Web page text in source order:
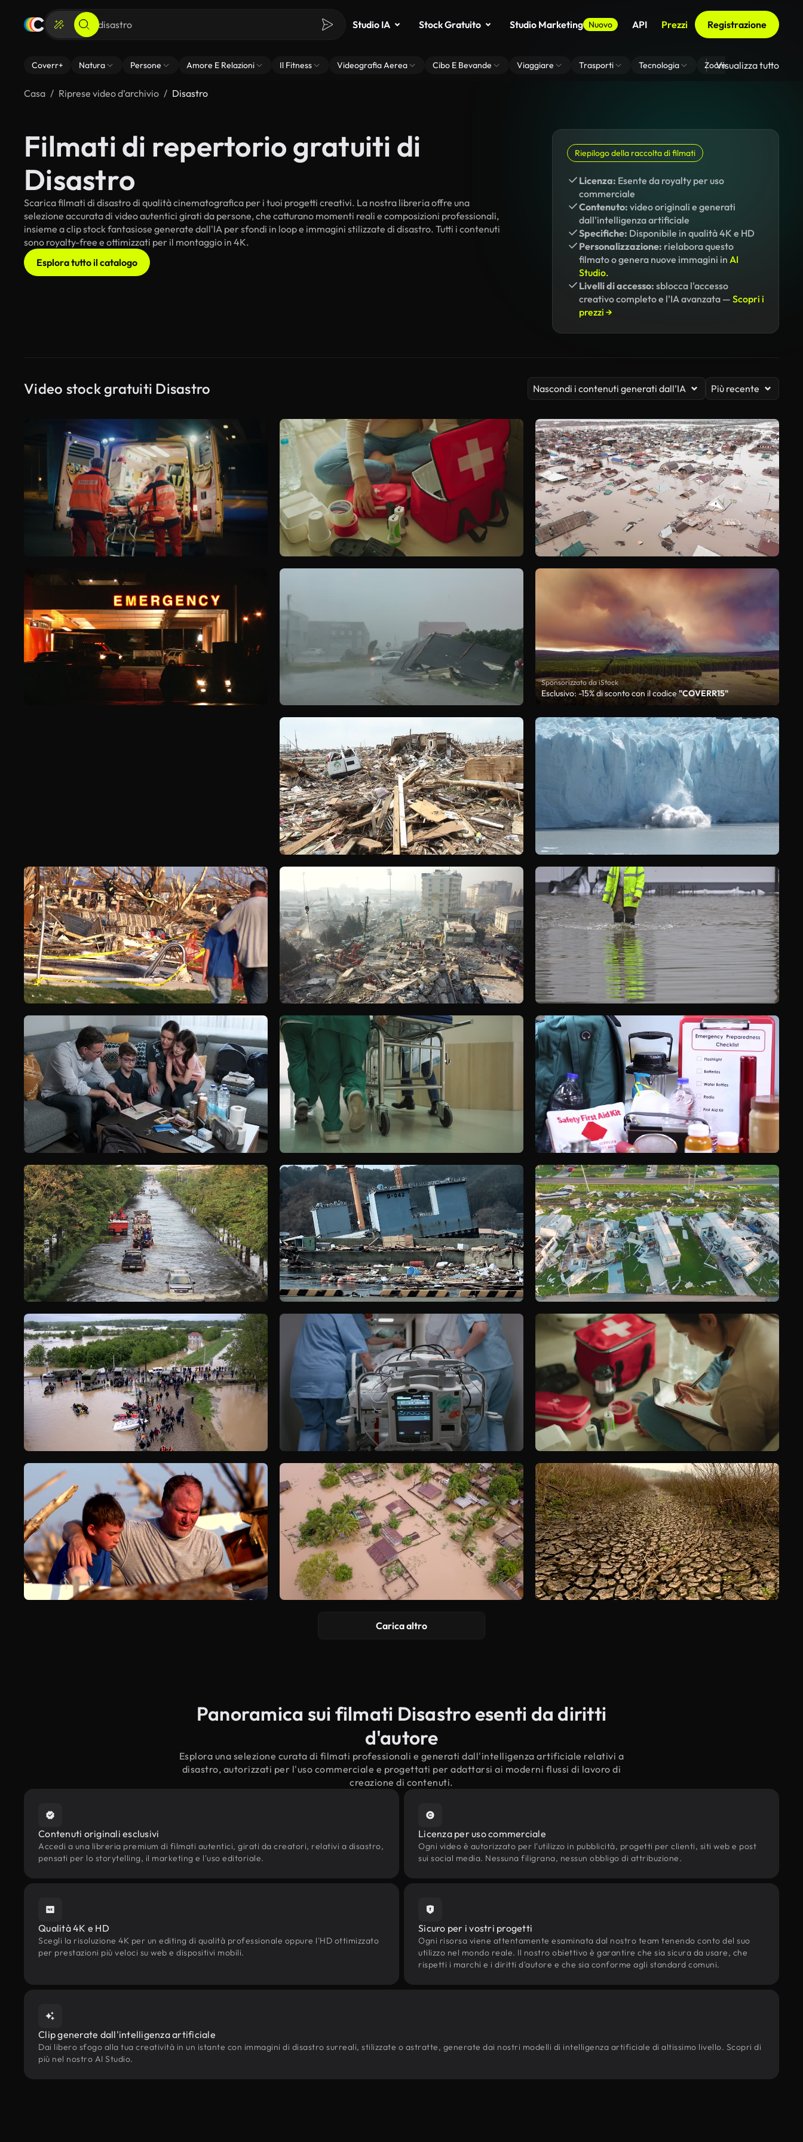
Studio IA Stock Gratuito Studio Marketing Nuovo API Prezzi Registrazione
Coverr+ Natura Persone Amore E Relazioni Il Fitness Videografia Aerea Cibo E Bevande Viaggiare Trasporti Tecnologia Zoom Di Sfondo Virtuale
Visualizza tutto
Casa Riprese video d’archivio Disastro
Filmati di repertorio gratuiti di
Disastro
Scarica filmati di disastro di qualità cinematografica per i tuoi progetti creativi. La nostra libreria offre una
selezione accurata di video autentici girati da persone, che catturano momenti reali e composizioni professionali,
insieme a clip stock fantasiose generate dall'IA per sfondi in loop e immagini stilizzate di disastro. Tutti i contenuti
sono royalty-free e ottimizzati per il montaggio in 4K.
Esplora tutto il catalogo
Riepilogo della raccolta di filmati
Licenza: Esente da royalty per uso
commerciale
Contenuto: video originali e generati
dall'intelligenza artificiale
Specifiche: Disponibile in qualità 4K e HD
Personalizzazione: rielabora questo
filmato o genera nuove immagini in AI
Studio.
Livelli di accesso: sblocca l'accesso
creativo completo e l'IA avanzata — Scopri i
prezzi →
Video stock gratuiti Disastro Nascondi i contenuti generati dall’IA Più recente
Sponsorizzato da iStock
Esclusivo: -15% di sconto con il codice"COVERR15"
Carica altro
Panoramica sui filmati Disastro esenti da diritti
d'autore
Esplora una selezione curata di filmati professionali e generati dall'intelligenza artificiale relativi a
disastro, autorizzati per l'uso commerciale e progettati per adattarsi ai moderni flussi di lavoro di
creazione di contenuti.
Contenuti originali esclusivi
Accedi a una libreria premium di filmati autentici, girati da creatori, relativi a disastro,
pensati per lo storytelling, il marketing e l'uso editoriale.
Licenza per uso commerciale
Ogni video è autorizzato per l'utilizzo in pubblicità, progetti per clienti, siti web e post
sui social media. Nessuna filigrana, nessun obbligo di attribuzione.
Qualità 4K e HD
Scegli la risoluzione 4K per un editing di qualità professionale oppure l'HD ottimizzato
per prestazioni più veloci su web e dispositivi mobili.
Sicuro per i vostri progetti
Ogni risorsa viene attentamente esaminata dal nostro team tenendo conto del suo
utilizzo nel mondo reale. Il nostro obiettivo è garantire che sia sicura da usare, che
rispetti i marchi e i diritti d'autore e che sia conforme agli standard comuni.
Clip generate dall'intelligenza artificiale
Dai libero sfogo alla tua creatività in un istante con immagini di disastro surreali, stilizzate o astratte, generate dai nostri modelli di intelligenza artificiale di altissimo livello. Scopri di
più nel nostro AI Studio.